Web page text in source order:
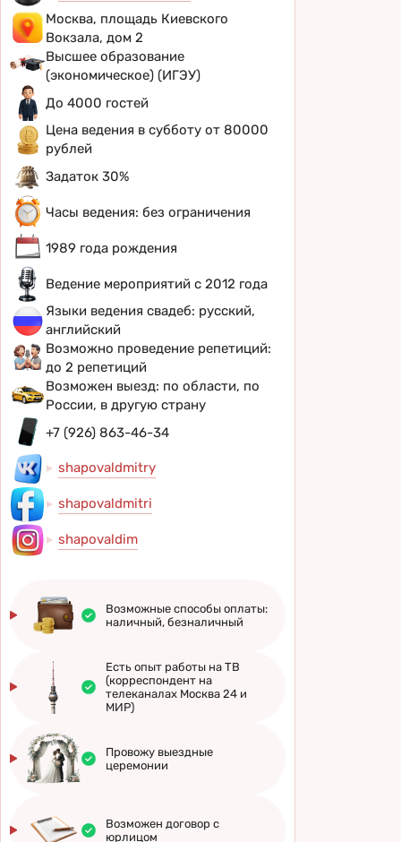
Москва, площадь Киевского
Вокзала, дом 2
Высшее образование
(экономическое) (ИГЭУ)
До 4000 гостей
Цена ведения в субботу от 80000
рублей
Задаток 30%
Часы ведения: без ограничения
1989 года рождения
Ведение мероприятий с 2012 года
Языки ведения свадеб: русский,
английский
Возможно проведение репетиций:
до 2 репетиций
Возможен выезд: по области, по
России, в другую страну
+7 (926) 863-46-34
shapovaldmitry
shapovaldmitri
shapovaldim
Возможные способы оплаты:
наличный, безналичный
Есть опыт работы на ТВ
(корреспондент на
телеканалах Москва 24 и
МИР)
Провожу выездные
церемонии
Возможен договор с
юрлицом